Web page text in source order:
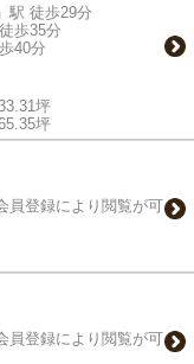
駅 徒歩29分
歩35分
40分
坪
坪
員登録により閲覧が可
員登録により閲覧が可